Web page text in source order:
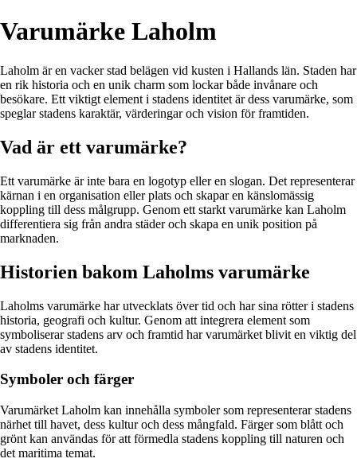
Varumärke Laholm
Laholm är en vacker stad belägen vid kusten i Hallands län. Staden har
en rik historia och en unik charm som lockar både invånare och
besökare. Ett viktigt element i stadens identitet är dess varumärke, som
speglar stadens karaktär, värderingar och vision för framtiden.
Vad är ett varumärke?
Ett varumärke är inte bara en logotyp eller en slogan. Det representerar
kärnan i en organisation eller plats och skapar en känslomässig
koppling till dess målgrupp. Genom ett starkt varumärke kan Laholm
differentiera sig från andra städer och skapa en unik position på
marknaden.
Historien bakom Laholms varumärke
Laholms varumärke har utvecklats över tid och har sina rötter i stadens
historia, geografi och kultur. Genom att integrera element som
symboliserar stadens arv och framtid har varumärket blivit en viktig del
av stadens identitet.
Symboler och färger
Varumärket Laholm kan innehålla symboler som representerar stadens
närhet till havet, dess kultur och dess mångfald. Färger som blått och
grönt kan användas för att förmedla stadens koppling till naturen och
det maritima temat.